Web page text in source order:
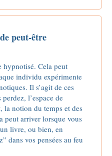
peut-être
hypnotisé. Cela peut
individu expérimente
Il s’agit de ces
l’espace de
la notion du temps et des
peut arriver lorsque vous
livre, ou bien, en
dans vos pensées au feu